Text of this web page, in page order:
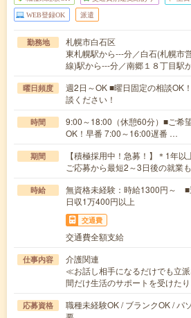
WEB登録OK 派遣
勤務地
札幌市白石区
東札幌駅から---分／白石(札幌市
線)駅から---分／南郷１８丁目駅
曜日頻度
週2日～OK ■曜日固定の相談OK
談ください！
時間
9:00～18:00（休憩60分）■ご希
OK！早番 7:00～16:00遅番 …
期間
【積極採用中！急募！】＊1年
ご応募から最短2～3日後の就業
時給
無資格未経験：時給1300円～
日収1万400円以上
交通費
交通費全額支給
仕事内容
介護関連
≪お話し相手になるだけでも立
間だけ生活のサポートを受けた
応募資格
職種未経験OK / ブランクOK / パ